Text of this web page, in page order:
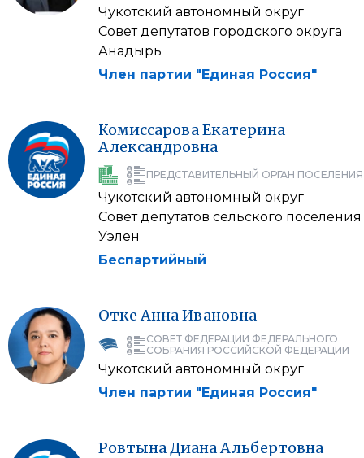
Чукотский автономный округ
Совет депутатов городского округа
Анадырь
Член партии "Единая Россия"
КомиссароваЕкатерина
Александровна
ПРЕДСТАВИТЕЛЬНЫЙ ОРГАН ПОСЕЛЕНИЯ
Чукотский автономный округ
Совет депутатов сельского поселения
Уэлен
Беспартийный
Отке АннаИвановна
СОВЕТ ФЕДЕРАЦИИ ФЕДЕРАЛЬНОГО
СОБРАНИЯ РОССИЙСКОЙ ФЕДЕРАЦИИ
Чукотский автономный округ
Член партии "Единая Россия"
РовтынаДианаАльбертовна